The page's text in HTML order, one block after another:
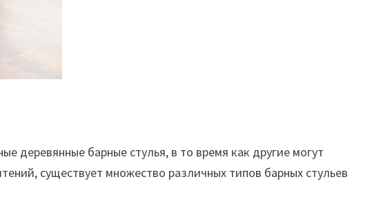
деревянные барные стулья, в то время как другие могут
существует множество различных типов барных стульев